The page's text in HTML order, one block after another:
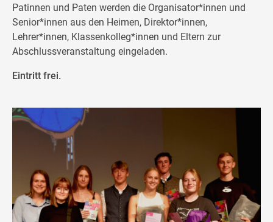
Patinnen und Paten werden die Organisator*innen und
Senior*innen aus den Heimen, Direktor*innen,
Lehrer*innen, Klassenkolleg*innen und Eltern zur
Abschlussveranstaltung eingeladen.
Eintritt frei.